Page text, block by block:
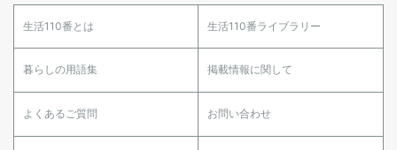
生活110番とは 生活110番ライブラリー
暮らしの用語集 掲載情報に関して
よくあるご質問 お問い合わせ